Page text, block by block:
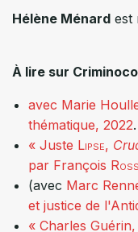
Hélène Ménard est
À lire sur
avec Marie
thématique, 2022.
« Juste Lipse,
par François
(avec Marc
et justice de
« Charles Guérin,